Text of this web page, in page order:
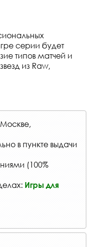
серии будет
типов матчей и
из Raw,
в пункте выдачи
(100%
Игры для